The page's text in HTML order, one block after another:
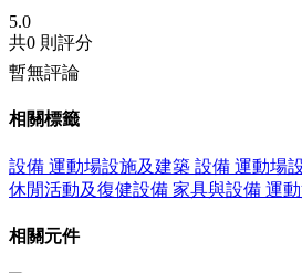
5.0
共0 則評分
暫無評論
相關標籤
設備 運動場設施及建築 設備 運動場
休閒活動及復健設備 家具與設備 運
相關元件